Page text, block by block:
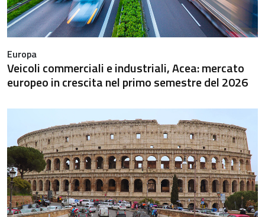
Europa
Veicoli commerciali e industriali, Acea: mercato
europeo in crescita nel primo semestre del 2026